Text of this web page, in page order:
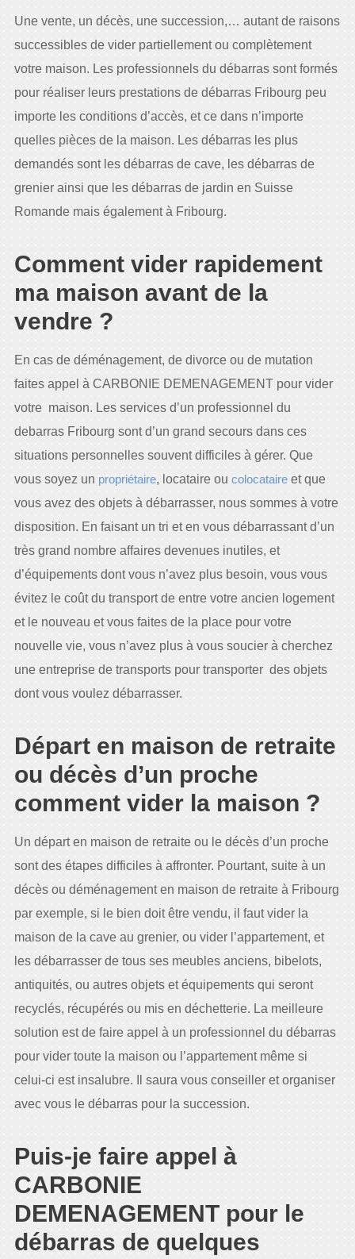
Une vente, un décès, une succession,… autant de raisons
successibles de vider partiellement ou complètement
votre maison. Les professionnels du débarras sont formés
pour réaliser leurs prestations de débarras Fribourg peu
importe les conditions d’accès, et ce dans n’importe
quelles pièces de la maison. Les débarras les plus
demandés sont les débarras de cave, les débarras de
grenier ainsi que les débarras de jardin en Suisse
Romande mais également à Fribourg.
Comment vider rapidement
ma maison avant de la
vendre ?
En cas de déménagement, de divorce ou de mutation
faites appel à CARBONIE DEMENAGEMENT pour vider
votre maison. Les services d’un professionnel du
debarras Fribourg sont d’un grand secours dans ces
situations personnelles souvent difficiles à gérer. Que
vous soyez un propriétaire, locataire ou colocataireet que
vous avez des objets à débarrasser, nous sommes à votre
disposition. En faisant un tri et en vous débarrassant d’un
très grand nombre affaires devenues inutiles, et
d’équipements dont vous n’avez plus besoin, vous vous
évitez le coût du transport de entre votre ancien logement
et le nouveau et vous faites de la place pour votre
nouvelle vie, vous n’avez plus à vous soucier à cherchez
une entreprise de transports pour transporter des objets
dont vous voulez débarrasser.
Départ en maison de retraite
ou décès d’un proche
comment vider la maison ?
Un départ en maison de retraite ou le décès d’un proche
sont des étapes difficiles à affronter. Pourtant, suite à un
décès ou déménagement en maison de retraite à Fribourg
par exemple, si le bien doit être vendu, il faut vider la
maison de la cave au grenier, ou vider l’appartement, et
les débarrasser de tous ses meubles anciens, bibelots,
antiquités, ou autres objets et équipements qui seront
recyclés, récupérés ou mis en déchetterie. La meilleure
solution est de faire appel à un professionnel du débarras
pour vider toute la maison ou l’appartement même si
celui-ci est insalubre. Il saura vous conseiller et organiser
avec vous le débarras pour la succession.
Puis-je faire appel à
CARBONIE
DEMENAGEMENT pour le
débarras de quelques